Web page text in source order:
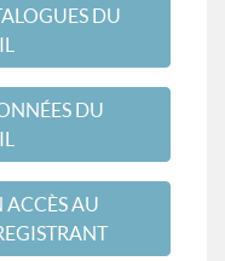
DU
DU
ACCÈS AU